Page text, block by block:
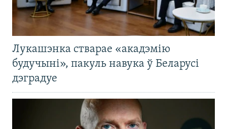
Лукашэнка стварае «акадэмію
будучыні», пакуль навука ў Беларусі
дэградуе